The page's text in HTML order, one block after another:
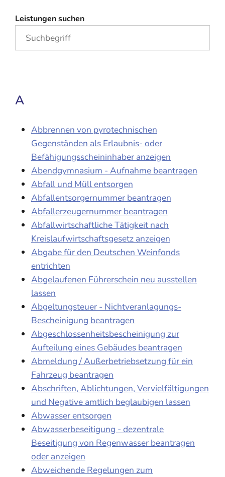
Leistungen suchen
A
Abbrennen von pyrotechnischen
Gegenständen als Erlaubnis- oder
Befähigungsscheininhaber anzeigen
Abendgymnasium - Aufnahme beantragen
Abfall und Müll entsorgen
Abfallentsorgernummer beantragen
Abfallerzeugernummer beantragen
Abfallwirtschaftliche Tätigkeit nach
Kreislaufwirtschaftsgesetz anzeigen
Abgabe für den Deutschen Weinfonds
entrichten
Abgelaufenen Führerschein neu ausstellen
lassen
Abgeltungsteuer - Nichtveranlagungs-
Bescheinigung beantragen
Abgeschlossenheitsbescheinigung zur
Aufteilung eines Gebäudes beantragen
Abmeldung / Außerbetriebsetzung für ein
Fahrzeug beantragen
Abschriften, Ablichtungen, Vervielfältigungen
und Negative amtlich beglaubigen lassen
Abwasser entsorgen
Abwasserbeseitigung - dezentrale
Beseitigung von Regenwasser beantragen
oder anzeigen
Abweichende Regelungen zum